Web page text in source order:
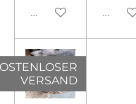
In den Warenkorb
In
VERSAND